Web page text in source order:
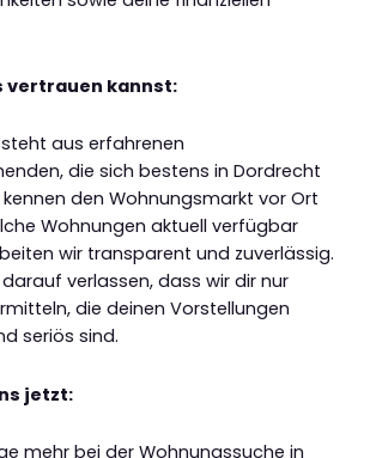
vertrauen kannst:
aus erfahrenen
die sich bestens in Dordrecht
kennen den Wohnungsmarkt vor Ort
Wohnungen aktuell verfügbar
wir transparent und zuverlässig.
verlassen, dass wir dir nur
die deinen Vorstellungen
seriös sind.
jetzt:
mehr bei der Wohnungssuche in